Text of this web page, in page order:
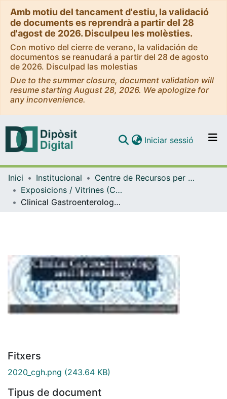
Amb motiu del tancament d'estiu, la validació
de documents es reprendrà a partir del 28
d'agost de 2026. Disculpeu les molèsties.
Con motivo del cierre de verano, la validación de
documentos se reanudará a partir del 28 de agosto
de 2026. Disculpad las molestias
Due to the summer closure, document validation will
resume starting August 28, 2026. We apologize for
any inconvenience.
Navega per tot el DD
Iniciar sessió (current)
Inici Institucional
Centre de Recursos per a l'Aprenentatge i la Investigació (CRAI-UB) - Institucional
Exposicions / Vitrines (CRAI-UB)
Clinical Gastroenterology and Hepatology (CGH). Nou recurs electrònic. (Maig 2020)
Fitxers
2020_cgh.png (243.64 KB)
Tipus de document